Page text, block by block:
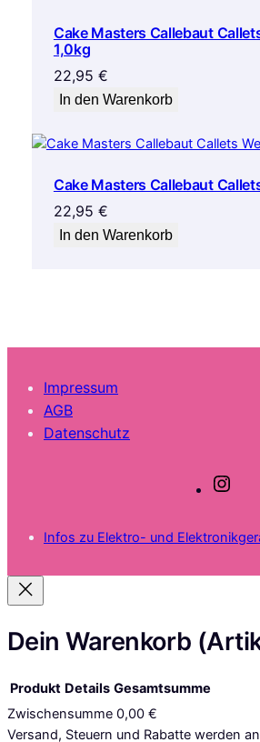
Cake Masters Callebaut
1,0kg
22,95 €
In den Warenkorb
Cake Masters Callebaut
22,95 €
In den Warenkorb
Impressum
AGB
Datenschutz
t
m
Infos zu Elektro- und
Dein Warenkorb
Produkt Details Gesamtsumme
Zwischensumme 0,00 €
Versand, Steuern und Rabatte werden